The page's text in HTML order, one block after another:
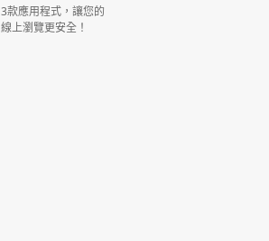
3款應用程式，讓您的
線上瀏覽更安全！